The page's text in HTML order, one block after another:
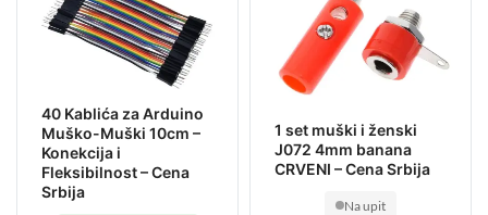
40 Kablića za Arduino
Muško-Muški 10cm –
Konekcija i
Fleksibilnost – Cena
Srbija
1 set muški i ženski
J072 4mm banana
CRVENI – Cena Srbija
Na upit